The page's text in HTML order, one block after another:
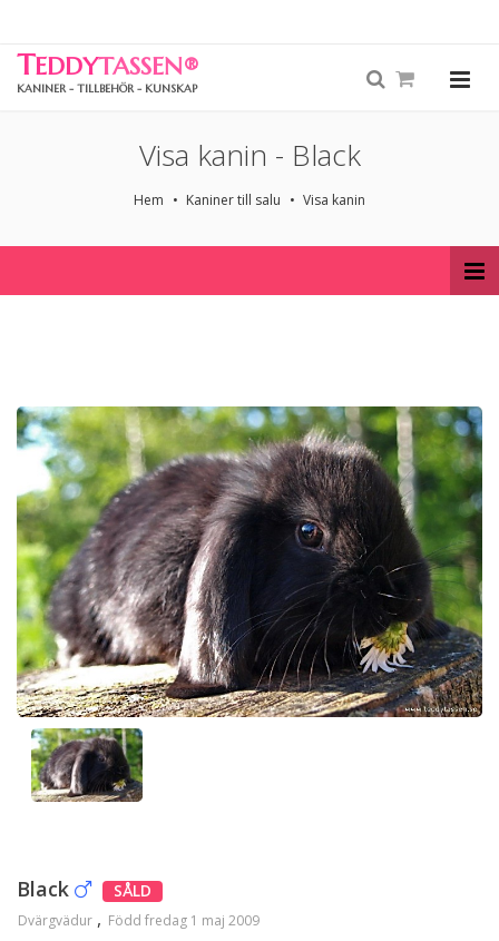
TEDDYTASSEN®
KANINER - TILLBEHÖR - KUNSKAP
Visa kanin - Black
Hem Kaniner till salu Visa kanin
Black SÅLD
Dvärgvädur Född fredag 1 maj 2009